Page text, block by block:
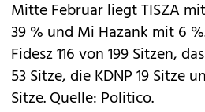
Mitte Februar liegt TISZA
39 % und Mi Hazank mit 6
Fidesz 116 von 199 Sitzen,
53 Sitze, die KDNP 19 Sitze
Sitze. Quelle: Politico.